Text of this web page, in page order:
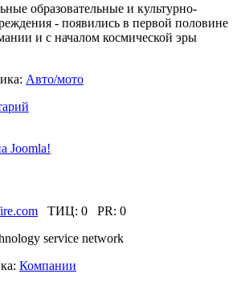
образовательные и культурно-
- появились в первой половине
и с началом космической эры
Авто/мото
ТИЦ: 0 PR: 0
service network
Компании